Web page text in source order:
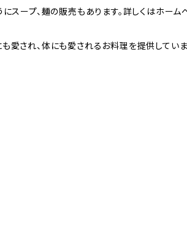
スープ、麺の販売もあります。詳しくはホーム
愛され、体にも愛されるお料理を提供してい